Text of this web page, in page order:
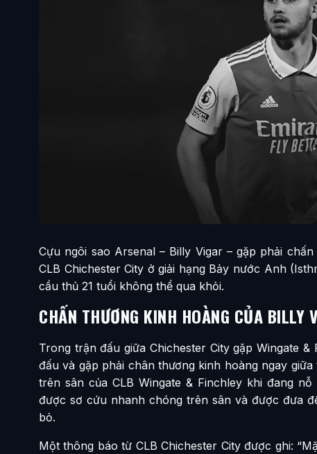
Cựu ngôi sao Arsenal – Billy Vigar – gặp phải
CLB Chichester City ở giải hạng Bảy nước Anh
cầu thủ 21 tuổi không thể qua khỏi.
CHẤN THƯƠNG KINH HOÀNG CỦA BILLY
Trong trận đấu giữa Chichester City gặp Wingate
đấu và gặp phải chân thương kinh hoàng ngay
trên sân của CLB Wingate & Finchley khi đang
được sơ cứu nhanh chóng trên sân và được đưa
bỏ.
Một thông báo từ CLB Chichester City được ghi: